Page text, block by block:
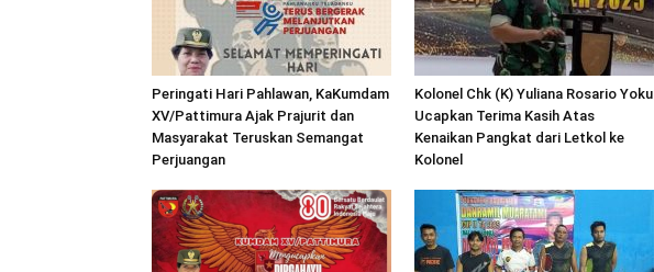
Peringati Hari Pahlawan, KaKumdam
XV/Pattimura Ajak Prajurit dan
Masyarakat Teruskan Semangat
Perjuangan
Kolonel Chk (K) Yuliana Rosario Yoku
Ucapkan Terima Kasih Atas
Kenaikan Pangkat dari Letkol ke
Kolonel